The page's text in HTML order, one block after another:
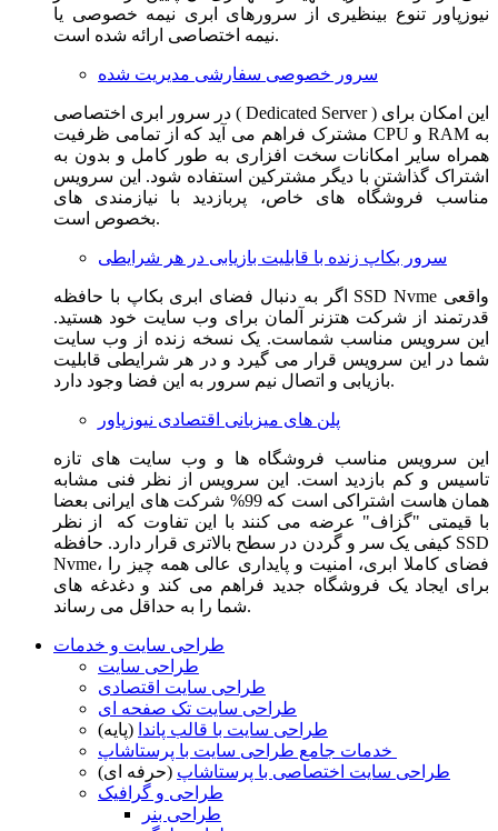
نیوزپاور تنوع بینظیری از سرورهای ابری نیمه خصوصی یا
نیمه اختصاصی ارائه شده است.
سرور خصوصی سفارشی مدیریت شده
در سرور ابری اختصاصی ( Dedicated Server ) این امکان برای
مشترک فراهم می آید که از تمامی ظرفیت CPU و RAM به
همراه سایر امکانات سخت افزاری به طور کامل و بدون به
اشتراک گذاشتن با دیگر مشترکین استفاده شود. این سرویس
مناسب فروشگاه های خاص، پربازدید با نیازمندی های
بخصوص است.
سرور بکاپ زنده با قابلیت بازیابی در هر شرایطی
اگر به دنبال فضای ابری بکاپ با حافظه SSD Nvme واقعی
قدرتمند از شرکت هتزنر آلمان برای وب سایت خود هستید.
این سرویس مناسب شماست. یک نسخه زنده از وب سایت
شما در این سرویس قرار می گیرد و در هر شرایطی قابلیت
بازیابی و اتصال نیم سرور به این فضا وجود دارد.
پلن های میزبانی اقتصادی نیوزپاور
این سرویس مناسب فروشگاه ها و وب سایت های تازه
تاسیس و کم بازدید است. این سرویس از نظر فنی مشابه
همان هاست اشتراکی است که 99% شرکت های ایرانی بعضا
با قیمتی "گزاف" عرضه می کنند با این تفاوت که از نظر
کیفی یک سر و گردن در سطح بالاتری قرار دارد. حافظه SSD
Nvme، فضای کاملا ابری، امنیت و پایداری عالی همه چیز را
برای ایجاد یک فروشگاه جدید فراهم می کند و دغدغه های
شما را به حداقل می رساند.
طراحی سایت و خدمات
طراحی سایت
طراحی سایت اقتصادی
طراحی سایت تک صفحه ای
طراحی سایت با قالب پاندا (پایه)
طراحی سایت اختصاصی با پرستاشاپ (حرفه ای)
طراحی و گرافیک
طراحی بنر